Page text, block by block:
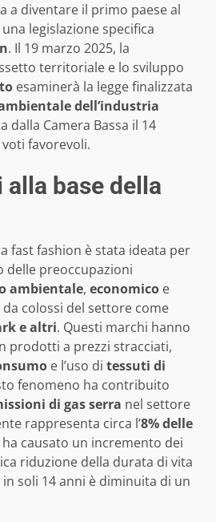
a diventare il primo paese al
legislazione specifica
. Il 19 marzo 2025, la
territoriale e lo sviluppo
esaminerà la legge finalizzata
dell’industria
dalla Camera Bassa il 14
favorevoli.
base della
fast fashion è stata ideata per
delle preoccupazioni
ambientale, economico e
da colossi del settore come
e altri. Questi marchi hanno
prodotti a prezzi stracciati,
e l’uso di tessuti di
fenomeno ha contribuito
di gas serra nel settore
rappresenta circa l’8% delle
ha causato un incremento dei
riduzione della durata di vita
soli 14 anni è diminuita di un